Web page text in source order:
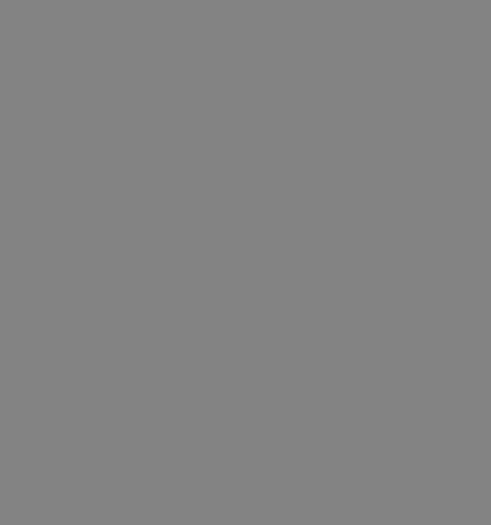
μεταξύ ανθρώπων
είναι επωφελές
προκειμένου να
από το